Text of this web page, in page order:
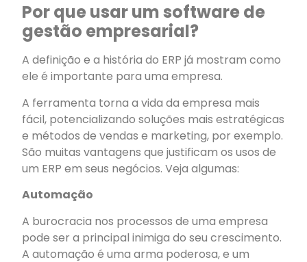
Por que usar um software de
gestão empresarial?
A definição e a história do ERP já mostram como
ele é importante para uma empresa.
A ferramenta torna a vida da empresa mais
fácil, potencializando soluções mais estratégicas
e métodos de vendas e marketing, por exemplo.
São muitas vantagens que justificam os usos de
um ERP em seus negócios. Veja algumas:
Automação
A burocracia nos processos de uma empresa
pode ser a principal inimiga do seu crescimento.
A automação é uma arma poderosa, e um